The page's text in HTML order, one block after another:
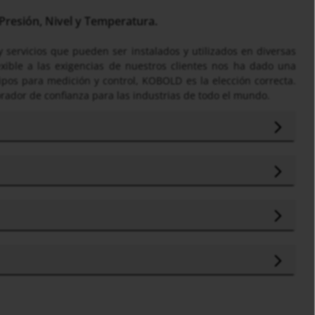
Nivel y Temperatura.
que pueden ser instalados y utilizados en diversas
a las exigencias de nuestros clientes nos ha dado una
para medición y control, KOBOLD es la elección correcta.
de confianza para las industrias de todo el mundo.